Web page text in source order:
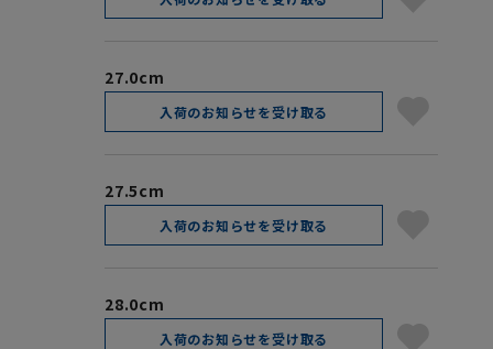
27.0cm
入荷のお知らせを受け取る
27.5cm
入荷のお知らせを受け取る
28.0cm
入荷のお知らせを受け取る